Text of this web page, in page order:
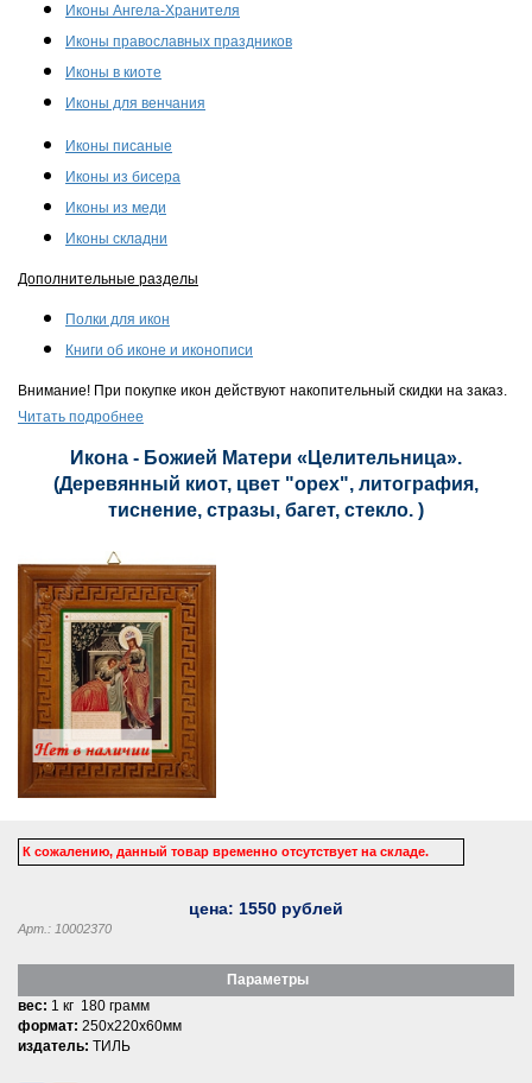
Иконы Ангела-Хранителя
Иконы православных праздников
Иконы в киоте
Иконы для венчания
Иконы писаные
Иконы из бисера
Иконы из меди
Иконы складни
Дополнительные разделы
Полки для икон
Книги об иконе и иконописи
Внимание! При покупке икон действуют накопительный скидки на заказ.
Читать подробнее
Икона - Божией Матери «Целительница».
(Деревянный киот, цвет "орех", литография,
тиснение, стразы, багет, стекло. )
К сожалению, данный товар временно отсутствует на складе.
цена: 1550 рублей
Арт.: 10002370
Параметры
вес: 1 кг 180 грамм
формат: 250x220x60мм
издатель: ТИЛЬ